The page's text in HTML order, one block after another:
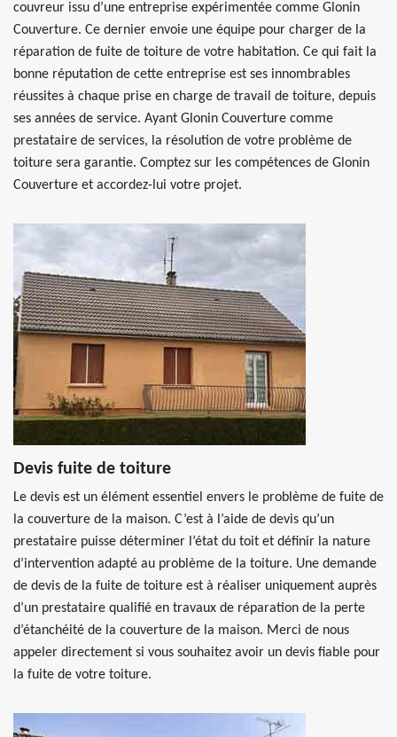
couvreur issu d’une entreprise expérimentée comme Glonin
Couverture. Ce dernier envoie une équipe pour charger de la
réparation de fuite de toiture de votre habitation. Ce qui fait la
bonne réputation de cette entreprise est ses innombrables
réussites à chaque prise en charge de travail de toiture, depuis
ses années de service. Ayant Glonin Couverture comme
prestataire de services, la résolution de votre problème de
toiture sera garantie. Comptez sur les compétences de Glonin
Couverture et accordez-lui votre projet.
Devis fuite de toiture
Le devis est un élément essentiel envers le problème de fuite de
la couverture de la maison. C’est à l’aide de devis qu’un
prestataire puisse déterminer l’état du toit et définir la nature
d’intervention adapté au problème de la toiture. Une demande
de devis de la fuite de toiture est à réaliser uniquement auprès
d’un prestataire qualifié en travaux de réparation de la perte
d’étanchéité de la couverture de la maison. Merci de nous
appeler directement si vous souhaitez avoir un devis fiable pour
la fuite de votre toiture.